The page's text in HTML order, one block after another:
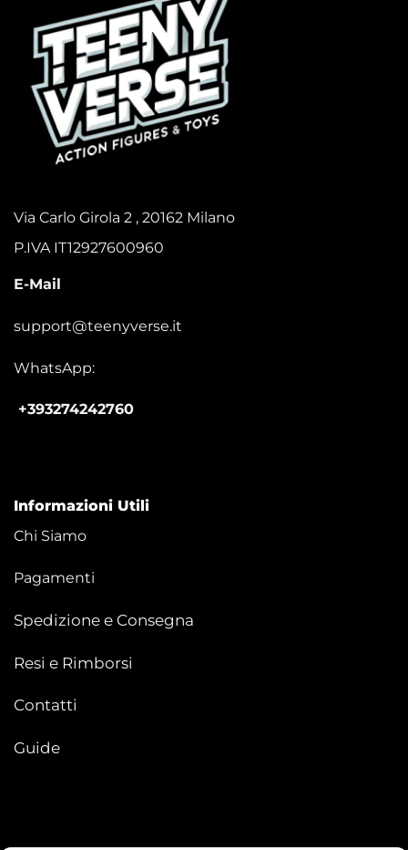
Via Carlo Girola 2 , 20162 Milano
P.IVA IT12927600960
E-Mail
support@teenyverse.it
WhatsApp:
+393274242760
Informazioni Utili
Chi Siamo
Pagamenti
Spedizione e Consegna
Resi e Rimborsi
Contatti
Guide